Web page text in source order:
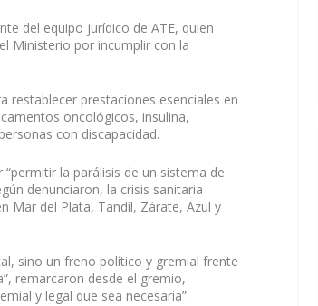
del equipo jurídico de ATE, quien
Ministerio por incumplir con la
restablecer prestaciones esenciales en
oncológicos, insulina,
con discapacidad.
la parálisis de un sistema de
denunciaron, la crisis sanitaria
Mar del Plata, Tandil, Zárate, Azul y
sino un freno político y gremial frente
remarcaron desde el gremio,
y legal que sea necesaria”.